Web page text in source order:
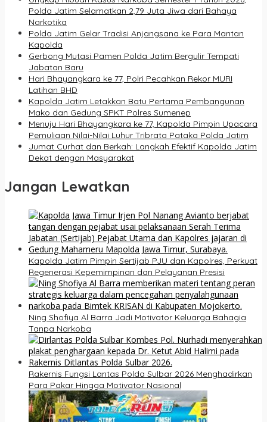
Polda Jatim Selamatkan 2,79 Juta Jiwa dari Bahaya
Narkotika
Polda Jatim Gelar Tradisi Anjangsana ke Para Mantan
Kapolda
Gerbong Mutasi Pamen Polda Jatim Bergulir Tempati
Jabatan Baru
Hari Bhayangkara ke 77, Polri Pecahkan Rekor MURI
Latihan BHD
Kapolda Jatim Letakkan Batu Pertama Pembangunan
Mako dan Gedung SPKT Polres Sumenep
Menuju Hari Bhayangkara ke 77, Kapolda Pimpin Upacara
Pemuliaan Nilai-Nilai Luhur Tribrata Pataka Polda Jatim
Jumat Curhat dan Berkah: Langkah Efektif Kapolda Jatim
Dekat dengan Masyarakat
Jangan Lewatkan
Kapolda Jatim Pimpin Sertijab PJU dan Kapolres, Perkuat
Regenerasi Kepemimpinan dan Pelayanan Presisi
Ning Shofiya Al Barra Jadi Motivator Keluarga Bahagia
Tanpa Narkoba
Rakernis Fungsi Lantas Polda Sulbar 2026 Menghadirkan
Para Pakar Hingga Motivator Nasional